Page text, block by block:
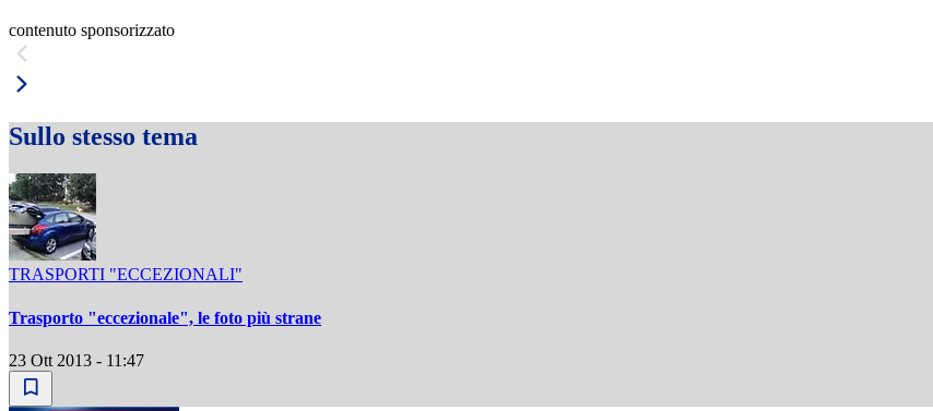
contenuto sponsorizzato
Sullo stesso tema
TRASPORTI "ECCEZIONALI"
Trasporto "eccezionale", le foto più strane
23 Ott 2013 - 11:47